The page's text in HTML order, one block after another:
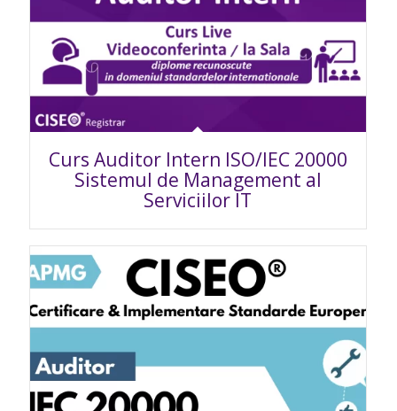
Curs Auditor Intern ISO/IEC 20000
Sistemul de Management al
Serviciilor IT